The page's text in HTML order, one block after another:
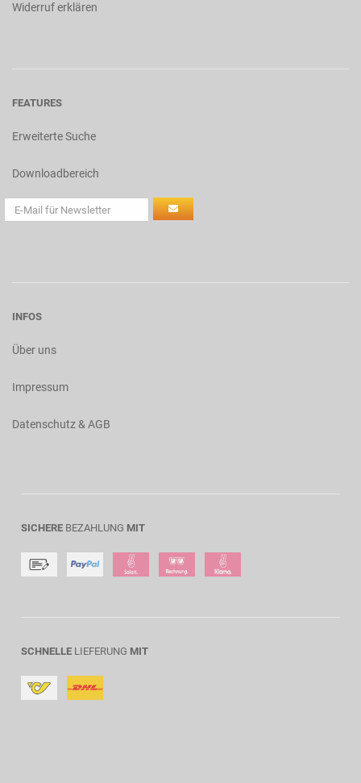
Widerruf erklären
FEATURES
Erweiterte Suche
Downloadbereich
INFOS
Über uns
Impressum
Datenschutz & AGB
SICHERE BEZAHLUNG MIT
SCHNELLE LIEFERUNG MIT